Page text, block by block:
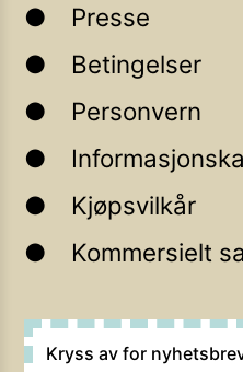
Presse
Betingelser
Personvern
Kjøpsvilkår
Kommersielt
Kryss av for